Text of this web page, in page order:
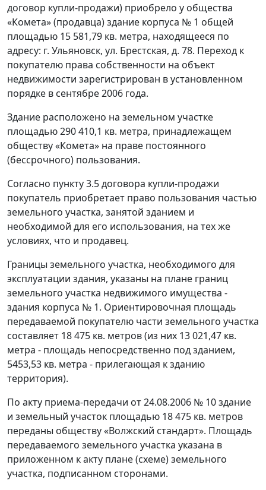
договор купли-продажи) приобрело у общества
«Комета» (продавца) здание корпуса № 1 общей
площадью 15 581,79 кв. метра, находящееся по
адресу: г. Ульяновск, ул. Брестская, д. 78. Переход к
покупателю права собственности на объект
недвижимости зарегистрирован в установленном
порядке в сентябре 2006 года.
Здание расположено на земельном участке
площадью 290 410,1 кв. метра, принадлежащем
обществу «Комета» на праве постоянного
(бессрочного) пользования.
Согласно пункту 3.5 договора купли-продажи
покупатель приобретает право пользования частью
земельного участка, занятой зданием и
необходимой для его использования, на тех же
условиях, что и продавец.
Границы земельного участка, необходимого для
эксплуатации здания, указаны на плане границ
земельного участка недвижимого имущества -
здания корпуса № 1. Ориентировочная площадь
передаваемой покупателю части земельного участка
составляет 18 475 кв. метров (из них 13 021,47 кв.
метра - площадь непосредственно под зданием,
5453,53 кв. метра - прилегающая к зданию
территория).
По акту приема-передачи от 24.08.2006 № 10 здание
и земельный участок площадью 18 475 кв. метров
переданы обществу «Волжский стандарт». Площадь
передаваемого земельного участка указана в
приложенном к акту плане (схеме) земельного
участка, подписанном сторонами.